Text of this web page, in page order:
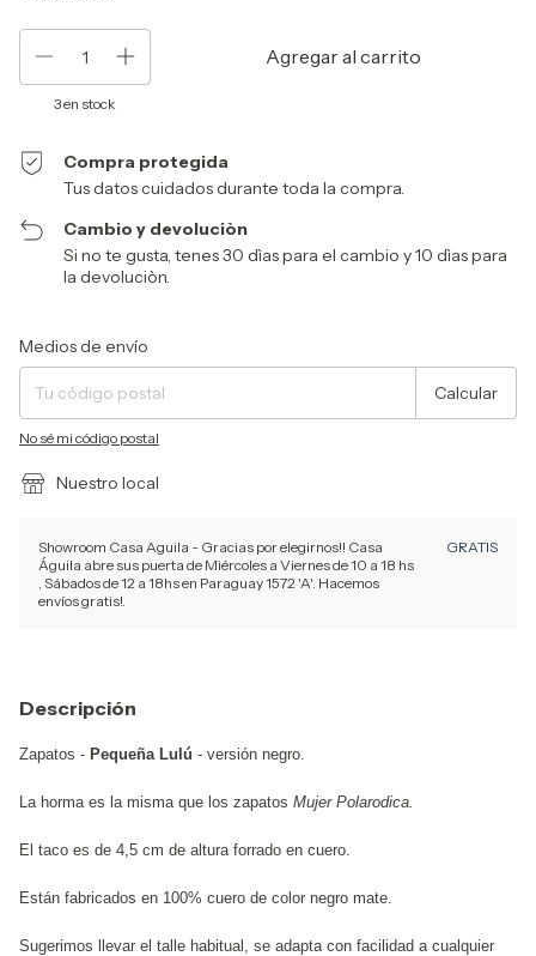
3en stock
Compra protegida
Tus datos cuidados durante toda la compra.
Cambio y devoluciòn
Si no te gusta, tenes 30 dìas para el cambio y 10 dìas para
la devoluciòn.
Entregas para el CP:
Medios de envío
Calcular
No sé mi código postal
Nuestro local
Showroom Casa Aguila - Gracias por elegirnos!! Casa
Águila abre sus puerta de Miércoles a Viernes de 10 a 18 hs
, Sábados de 12 a 18hs en Paraguay 1572 'A'. Hacemos
envíos gratis!.
GRATIS
Descripción
Zapatos - Pequeña Lulú - versión negro.
La horma es la misma que los zapatos Mujer Polarodica.
El taco es de 4,5 cm de altura forrado en cuero.
Están fabricados en 100% cuero de color negro mate.
Sugerimos llevar el talle habitual, se adapta con facilidad a cualquier